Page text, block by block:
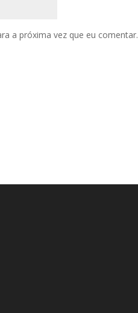
a próxima vez que eu comentar.